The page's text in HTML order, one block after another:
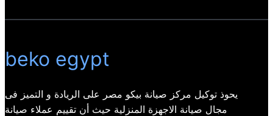
beko egypt
يحوذ توكيل مركز صيانة بيكو مصر على الريادة و التميز فى
مجال صيانة الاجهزة المنزلية حيث أن تقييم عملاء صيانة